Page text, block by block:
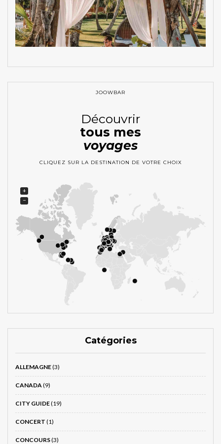
JOOWBAR
Découvrir
tous mes
voyages
CLIQUEZ SUR LA DESTINATION DE VOTRE CHOIX
+
−
Catégories
ALLEMAGNE(3)
CANADA (9)
CITY GUIDE(19)
CONCERT (1)
CONCOURS(3)